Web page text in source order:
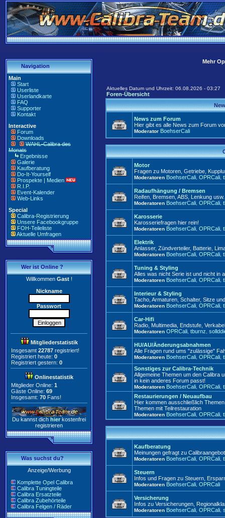
Navigation
Main
Start
Userliste
Userlandkarte
FAQ
Supporter
Kontakt
Interactive
Forum
Downloads
WAHL-Calibra des
Monats
Ergebnisse
Galerie
Kaufberatung
Do-It-Yourself
Prospekte | Medien
R.I.P.
Event-Kalender
Web-Links
Special
Calibra-Registrierung
Unsere Facebookgruppe
FOH-Teileliste
Aktuelle Umfragen
Wer ist Online ?
WillkommenGast!
Nickname
Passwort
Mitgliederstatistik
Insgesamt 22787 registriert!
Registriert heute: 0
Registriert gestern: 0
Onlinestatistik
Mitglieder Online: 1
Gäste Online: 69
Insgesamt: 70 Fans!
Du kannst dich hier kostenfrei
registrieren
Was suchst du?
Anzeige/Werbung
Komplette Opel Calibra
Calibra Tuningteile
Calibra Ersatzteile
Calibra Zubehörteile
Calibra Felgen / Räder
Mehr
Aktuelles Datum und Uhrzeit: 06.08.2026 - 03:27
Foren-Übersicht
News zum Forum
Hier gibt es alle News zum Forum
Moderator BoehserCali
Motor
Fragen zu Motoren, Getriebe,
Moderatoren BoehserCali OPRCali
Radaufhängung / Bremsen
Reifen, Bremsen, ABS, Lenkung
Moderatoren BoehserCali OPRCali
Karosserie
Karosseriefragen hier rein!
Moderatoren BoehserCali OPRCali
Elektrik
Anlasser, Zündverteiler, Batterie,
Moderatoren BoehserCali OPRCali
Tuning & Styling
Alles was nicht Serie ist und nicht in
Moderatoren BoehserCali OPRCali
Interieur & Styling
Tacho, Armaturen, Schalter, Sitze
Moderatoren BoehserCali OPRCali
Car-Hifi
Radio, Multimedia, Endstufe,
Moderatoren OPRCali tburnz
HU/AU/Änderungsabnahmen
Alle Fragen rund ums "zulässige"
Moderatoren BoehserCali OPRCali
Sonstiges zur Calibra-Technik
Allgemeine Themen um den Calibra
in kein anderes Forum passt!
Moderatoren BoehserCali OPRCali
Restaurierungen / Neuaufbau
Hier kommen ausschließlich
Themen mit Teilrestauration
Moderatoren BoehserCali OPRCali
Kaufberatung
Meinungen gefragt zu
Moderatoren BoehserCali OPRCali
Steuern
Infos und Fragen zu Steuern,
Moderatoren BoehserCali OPRCali
Versicherung
Infos zu Versicherungen,
Moderatoren BoehserCali OPRCali